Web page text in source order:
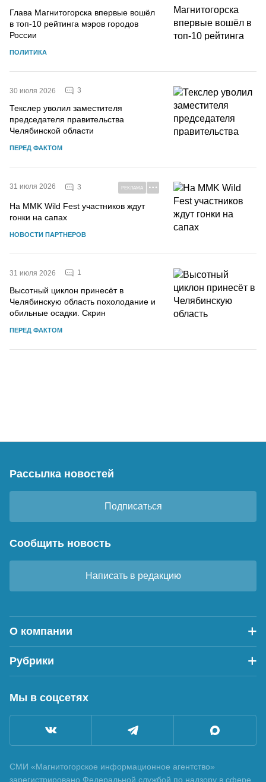
Глава Магнитогорска впервые вошёл
в топ-10 рейтинга мэров городов
России
ПОЛИТИКА
30 июля 2026 3
Текслер уволил заместителя
председателя правительства
Челябинской области
ПЕРЕД ФАКТОМ
31 июля 2026 3 РЕКЛАМА
На MMK Wild Fest участников ждут
гонки на сапах
НОВОСТИ ПАРТНЕРОВ
31 июля 2026 1
Высотный циклон принесёт в
Челябинскую область похолодание и
обильные осадки. Скрин
ПЕРЕД ФАКТОМ
Рассылка новостей
Подписаться
Сообщить новость
Написать в редакцию
О компании
Рубрики
Мы в соцсетях
СМИ «Магнитогорское информационное агентство»
зарегистрировано Федеральной службой по надзору в сфере